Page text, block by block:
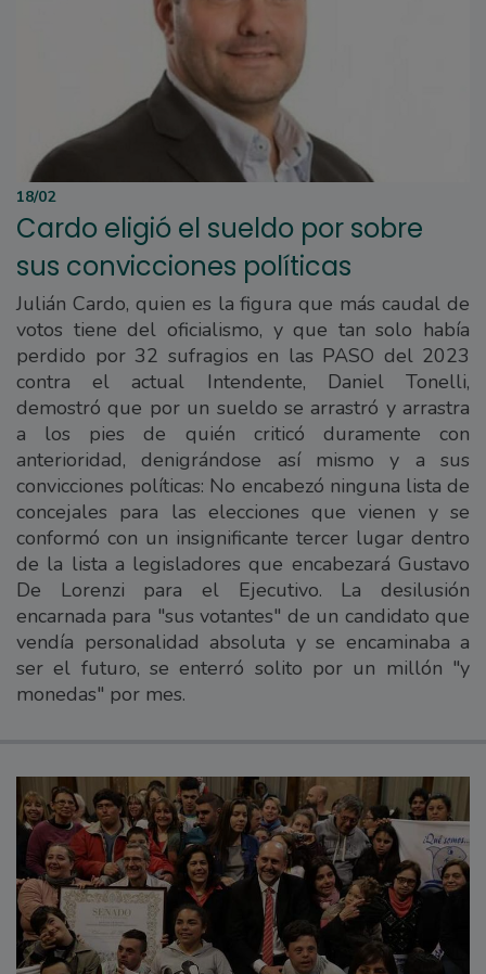
18/02
Cardo eligió el sueldo por sobre
sus convicciones políticas
Julián Cardo, quien es la figura que más caudal de
votos tiene del oficialismo, y que tan solo había
perdido por 32 sufragios en las PASO del 2023
contra el actual Intendente, Daniel Tonelli,
demostró que por un sueldo se arrastró y arrastra
a los pies de quién criticó duramente con
anterioridad, denigrándose así mismo y a sus
convicciones políticas: No encabezó ninguna lista de
concejales para las elecciones que vienen y se
conformó con un insignificante tercer lugar dentro
de la lista a legisladores que encabezará Gustavo
De Lorenzi para el Ejecutivo. La desilusión
encarnada para "sus votantes" de un candidato que
vendía personalidad absoluta y se encaminaba a
ser el futuro, se enterró solito por un millón "y
monedas" por mes.